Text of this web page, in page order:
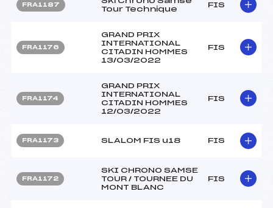
FRA1187
Tour Technique
FIS
FRA1176
GRAND PRIX
INTERNATIONAL
CITADIN HOMMES
13/03/2022
FIS
FRA1174
GRAND PRIX
INTERNATIONAL
CITADIN HOMMES
12/03/2022
FIS
FRA1173 SLALOM FIS u18 FIS
FRA1172
SKI CHRONO SAMSE
TOUR / TOURNEE DU
MONT BLANC
FIS